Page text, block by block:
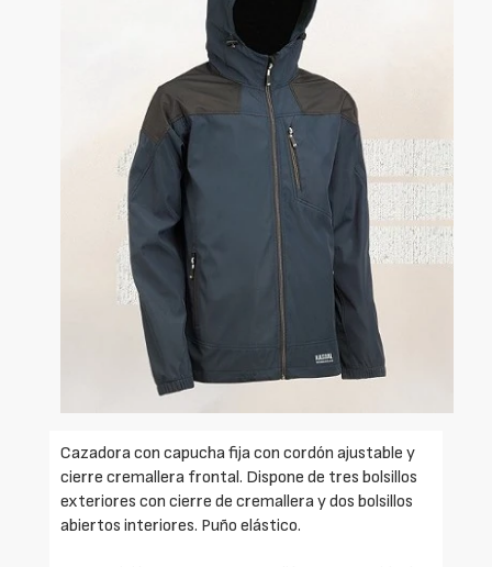
Cazadora con capucha fija con cordón ajustable y
cierre cremallera frontal. Dispone de tres bolsillos
exteriores con cierre de cremallera y dos bolsillos
abiertos interiores. Puño elástico.